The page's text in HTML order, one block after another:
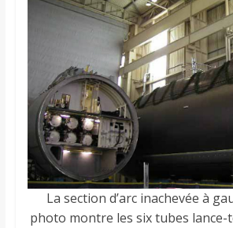
La section d’arc inachevée à
photo montre les six tubes lance-